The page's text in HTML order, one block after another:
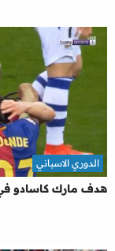
هدف مارك كاسادو في
الدوري الاسباني